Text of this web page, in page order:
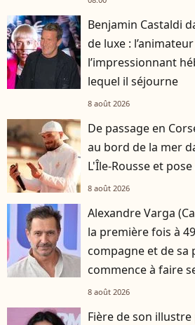
Benjamin Castaldi
de luxe :
l’impressionnant
lequel il séjourne
8 août 2026
De passage en
au bord de la mer
L'Île-Rousse et
8 août 2026
Alexandre Varga
la première fois à
compagne et de sa
commence à faire
8 août 2026
Fière de son